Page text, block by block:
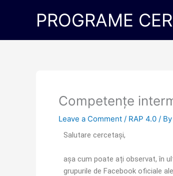
PROGRAME
Competențe
Leave a Comment / RAP 4.0 / By
Salutare cercetași,
așa cum poate ați observat, în
grupurile de Facebook oficiale